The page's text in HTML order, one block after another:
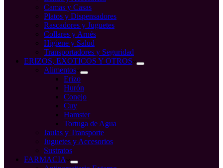
Camas y Casas
Platos y Dispensadores
Rascadores y Juguetes
Collares y Arnés
Higiene y Salud
Transportadores y Seguridad
ERIZOS, EXOTICOS Y OTROS
Alimentos
Erizo
Hurón
Conejo
Cuy
Hamster
Tortuga de Agua
Jaulas y Transporte
Juguetes y Accesorios
Sustratos
FARMACIA